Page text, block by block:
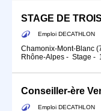
STAGE DE
Emploi DECATHLON
Chamonix-Mont-Blanc
Rhône-Alpes - Stage -
Conseiller-ère
Emploi DECATHLON